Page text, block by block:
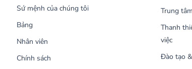
Sứ mệnh của chúng tôi
Bảng
Nhân viên
Chính sách
Trung
Thanh
việc
Đào tạo